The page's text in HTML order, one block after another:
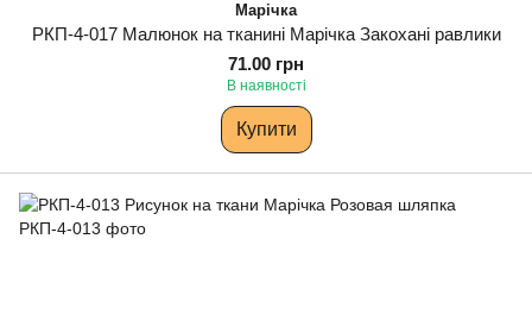
Марічка
РКП-4-017 Малюнок на тканині Марічка Закохані равлики
71.00 грн
В наявності
Купити